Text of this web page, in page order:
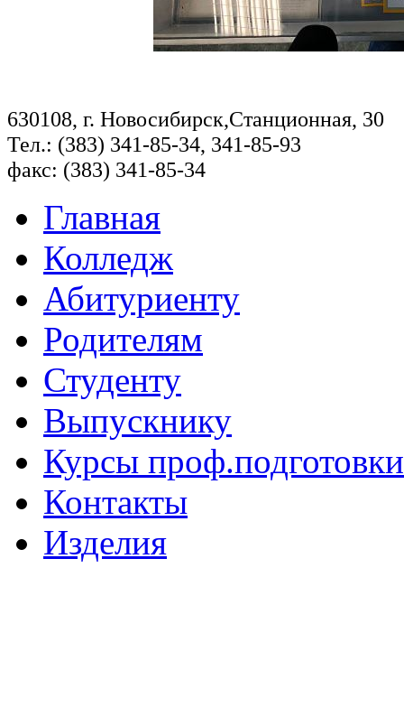
630108, г. Новосибирск,Станционная, 30
Тел.: (383) 341-85-34, 341-85-93
факс: (383) 341-85-34
Главная
Колледж
Абитуриенту
Родителям
Студенту
Выпускнику
Курсы проф.подготовки
Контакты
Изделия